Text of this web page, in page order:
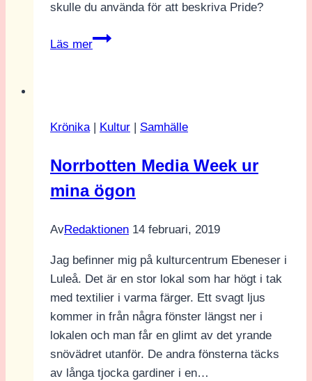
skulle du använda för att beskriva Pride?
Läs mer
Besökare
Pride
Krönika| Kultur Samhälle
Norrbotten Media Week ur
mina ögon
AvRedaktionen 14 februari, 2019
Jag befinner mig på kulturcentrum Ebeneser i
Luleå. Det är en stor lokal som har högt i tak
med textilier i varma färger. Ett svagt ljus
kommer in från några fönster längst ner i
lokalen och man får en glimt av det yrande
snövädret utanför. De andra fönsterna täcks
av långa tjocka gardiner i en…